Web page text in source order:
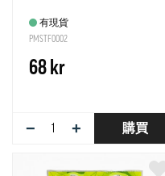
有現貨
PMSTF0002
68 kr
− + 購買